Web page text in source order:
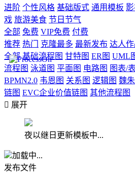
进阶 个性风格 基础版式 通用模板
戏 旅游美食 节日节气
全部 免费 VIP免费 付费
推荐 热门 克隆最多 最新发布 达人
全部 基础流程图 甘特图 ER图 UML
流程图 泳道图 平面图 电路图 图表/
BPMN2.0 韦恩图 关系图 逻辑图 魏
链图 EVC企业价值链图 其他流程图
 展开
夜以继日更新模板中...
加载中...
发布文件